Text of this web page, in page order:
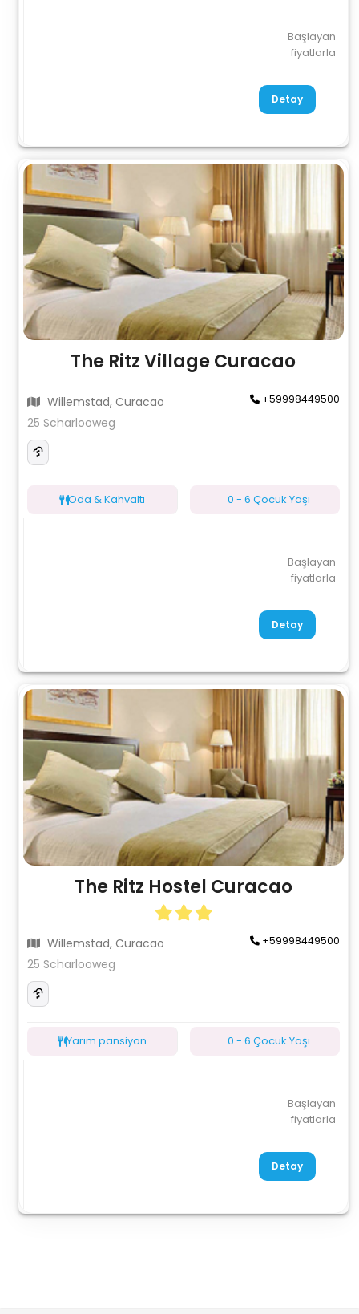
Başlayan
fiyatlarla
Detay
The Ritz Village Curacao
Willemstad, Curacao +59998449500
25 Scharlooweg
Oda & Kahvaltı 0 - 6 Çocuk Yaşı
Başlayan
fiyatlarla
Detay
The Ritz Hostel Curacao
Willemstad, Curacao +59998449500
25 Scharlooweg
Yarım pansiyon 0 - 6 Çocuk Yaşı
Başlayan
fiyatlarla
Detay